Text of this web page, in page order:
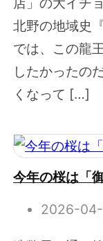
北野の地域史
では、この龍
したかったの
くなって […]
今年の桜は「
2026-